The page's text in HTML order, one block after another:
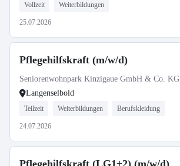
Vollzeit Weiterbildungen
25.07.2026
Pflegehilfskraft (m/w/d)
Seniorenwohnpark Kinzigaue GmbH & Co. KG
Langenselbold
Teilzeit Weiterbildungen Berufskleidung
24.07.2026
Pflegehilfskraft (LG1+2) (m/w/d)